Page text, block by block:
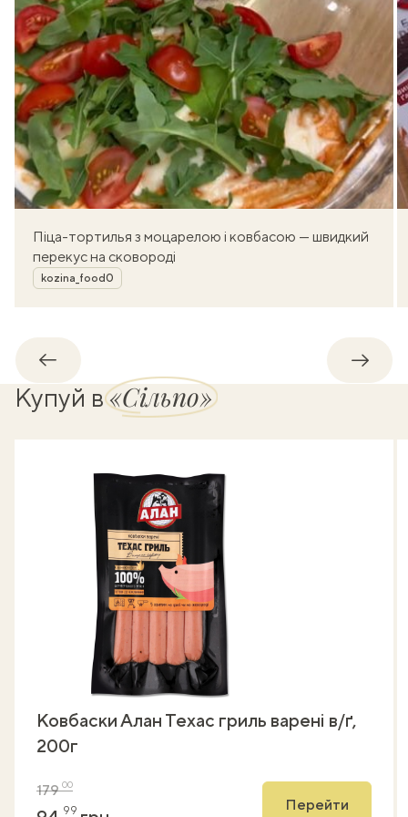
Піца-тортилья з моцарелою і ковбасою — швидкий
перекус на сковороді
Автор
kozina_food0
Назад
Купуй в«Сільпо»
Ковбаски Алан Техас гриль варені в/ґ,
200г
17900
99 Перейти